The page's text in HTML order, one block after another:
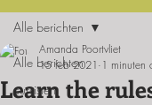
Alle berichten
cursisten
Alle berichten
Learn the
Amanda Poortvliet
15 feb 2021 1 minuten